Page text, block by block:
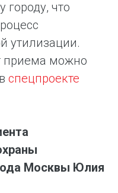
что
утилизации.
приема можно
спецпроекте
Москвы Юлия